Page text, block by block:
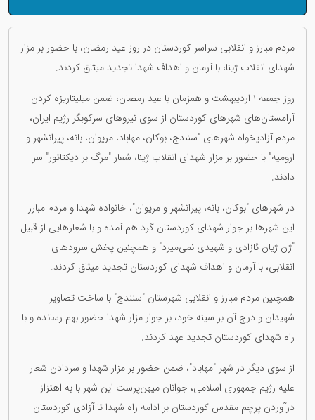
مردم مبارز و انقلابی سراسر کوردستان در روز عید رمضان، با حضور بر مزار
شهدای انقلاب ژینا، با آرمان و اهداف شهدا تجدید میثاق کردند.
روز جمعه ١ اردیبهشت و همزمان با عید رمضان، ضمن میلیتاریزه کردن
آرامستان‌های شهرهای کوردستان از سوی نیروهای سرکوبگر رژیم ایران،
مردم آزادیخواه شهرهای "سنندج، بوکان، مهاباد، مریوان، بانه، پیرانشهر و
ارومیه" با حضور بر مزار شهدای انقلاب ژینا، شعار "مرگ بر دیکتاتور" سر
دادند.
در شهرهای "بوکان، بانه، پیرانشهر و مریوان"، خانواده شهدا و مردم مبارز
این شهرها بر جوار شهدای کوردستان گرد هم آمده و با شعارهایی از قبیل
"ژن ژیان ئازادی و شهیدی نمی‌میرد" و همچنین پخش سرودهای
انقلابی، با آرمان و اهداف شهدای کوردستان تجدید میثاق کردند.
همچنین مردم مبارز و انقلابی شهرستان "سنندج" با ساخت تصاویر
شهیدان و درج آن بر سینه خود، بر جوار مزار شهدا حضور بهم رسانده و با
راه شهدای کوردستان تجدید عهد کردند.
از سوی دیگر در شهر "مهاباد"، ضمن حضور بر مزار شهدا و سردادن شعار
علیه رژیم جمهوری اسلامی، جوانان میهن‌پرست این شهر با به اهتزاز
درآوردن پرچم مقدس کوردستان بر ادامه راه شهدا تا آزادی کوردستان